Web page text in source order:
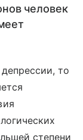
человек
то
степени